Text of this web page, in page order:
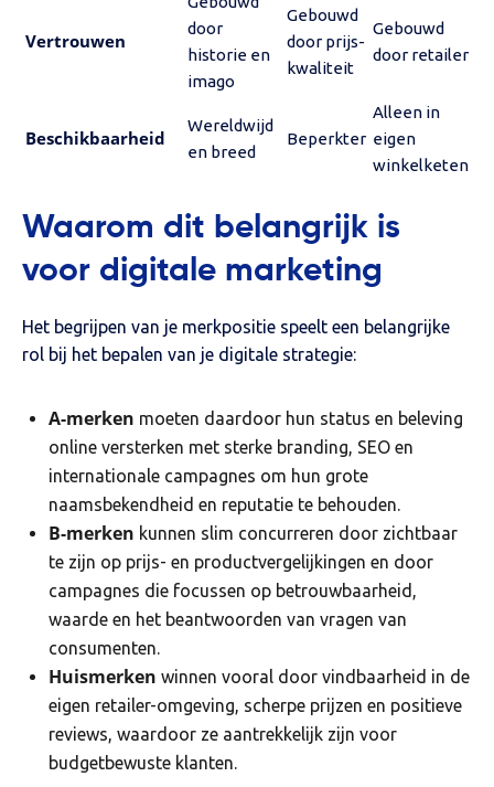
Vertrouwen
door
historie en
imago
Gebouwd
door prijs-
kwaliteit
Gebouwd
door retailer
Beschikbaarheid
Wereldwijd
en breed
Beperkter
Alleen in
eigen
winkelketen
Waarom dit belangrijk is
voor digitale marketing
Het begrijpen van je merkpositie speelt een belangrijke
rol bij het bepalen van je digitale strategie:
A-merken moeten daardoor hun status en beleving
online versterken met sterke branding, SEO en
internationale campagnes om hun grote
naamsbekendheid en reputatie te behouden.
B-merken kunnen slim concurreren door zichtbaar
te zijn op prijs- en productvergelijkingen en door
campagnes die focussen op betrouwbaarheid,
waarde en het beantwoorden van vragen van
consumenten.
Huismerken winnen vooral door vindbaarheid in de
eigen retailer-omgeving, scherpe prijzen en positieve
reviews, waardoor ze aantrekkelijk zijn voor
budgetbewuste klanten.